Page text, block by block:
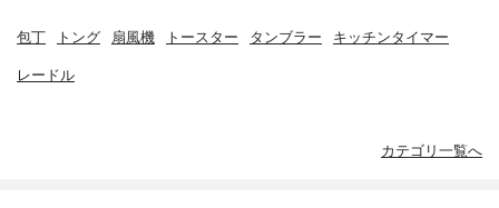
包丁 トング 扇風機 トースター タンブラー キッチンタイマー
レードル
カテゴリ一覧へ